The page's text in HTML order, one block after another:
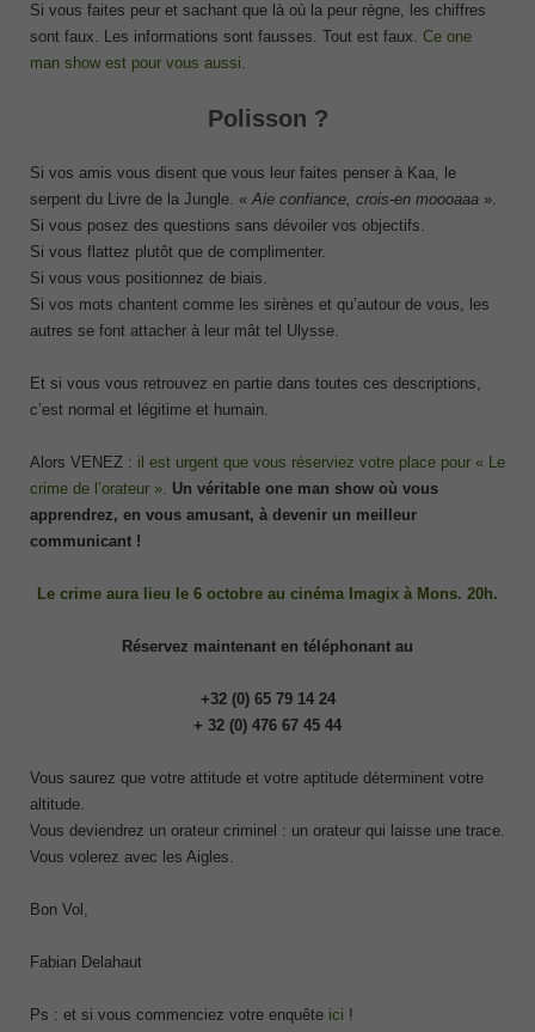
Si vous faites peur et sachant que là où la peur règne, les chiffres
sont faux. Les informations sont fausses. Tout est faux. Ce one
man show est pour vous aussi.
Polisson ?
Si vos amis vous disent que vous leur faites penser à Kaa, le
serpent du Livre de la Jungle. «Aie confiance, crois-en moooaaa ».
Si vous posez des questions sans dévoiler vos objectifs.
Si vous flattez plutôt que de complimenter.
Si vous vous positionnez de biais.
Si vos mots chantent comme les sirènes et qu’autour de vous, les
autres se font attacher à leur mât tel Ulysse.
Et si vous vous retrouvez en partie dans toutes ces descriptions,
c’est normal et légitime et humain.
Alors VENEZ : il est urgent que vous réserviez votre place pour « Le
crime de l’orateur ». Un véritable one man show où vous
apprendrez, en vous amusant, à devenir un meilleur
communicant !
Le crime aura lieu le 6 octobre au cinéma Imagix à Mons. 20h.
Réservez maintenant en téléphonant au
+32 (0) 65 79 14 24
+ 32 (0) 476 67 45 44
Vous saurez que votre attitude et votre aptitude déterminent votre
altitude.
Vous deviendrez un orateur criminel : un orateur qui laisse une trace.
Vous volerez avec les Aigles.
Bon Vol,
Fabian Delahaut
Ps : et si vous commenciez votre enquête ici !